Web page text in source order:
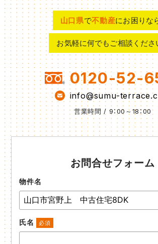
山口県で不動産にお困りな
お気軽に何でもご相談くださ
0120-52-
info@sumu-
営業時間 / 9：00～18：00
お問合せフォーム
物件名
氏名 必須